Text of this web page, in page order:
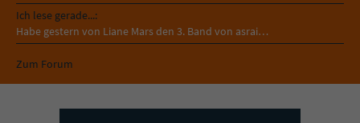
Ich lese gerade...:
Habe gestern von Liane Mars den 3. Band von asrai…
Zum Forum